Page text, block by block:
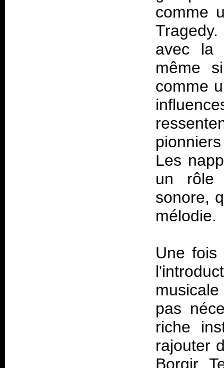
comme
avec la
même
comme
Les
un rôle
sonore,
mélodie.
Une
pas
riche
rajouter
Borgir.